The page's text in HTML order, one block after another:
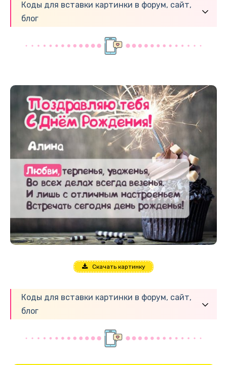
Коды для вставки картинки в форум, сайт,
блог
Скачать картинку
Коды для вставки картинки в форум, сайт,
блог